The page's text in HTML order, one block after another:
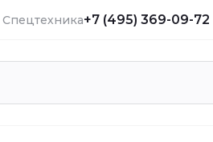
Спецтехника+7 (495) 369-09-72